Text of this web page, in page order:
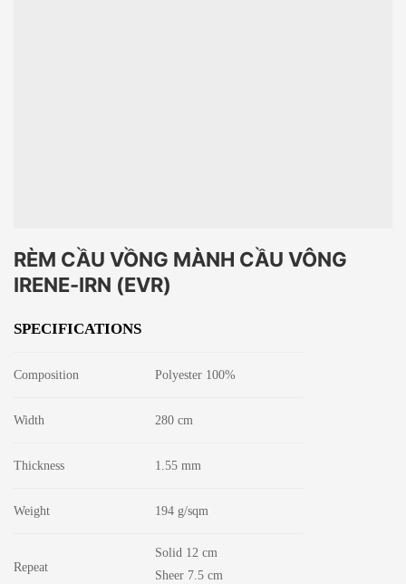
RÈM CẦU VỒNG MÀNH CẦU VÔNG
IRENE-IRN (EVR)
SPECIFICATIONS
Composition Polyester 100%
Width 280 cm
Thickness 1.55 mm
Weight 194 g/sqm
Repeat
Solid 12 cm
Sheer 7.5 cm